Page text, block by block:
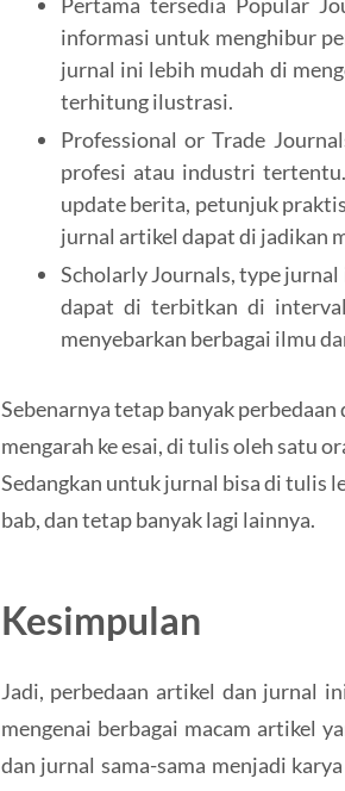
informasi untuk menghibur
jurnal ini lebih mudah di
terhitung ilustrasi.
Professional or Trade
profesi atau industri
update berita, petunjuk
jurnal artikel dapat di jadikan
Scholarly Journals, type
dapat di terbitkan di
menyebarkan berbagai ilmu
Sebenarnya tetap banyak
mengarah ke esai, di tulis oleh satu
Sedangkan untuk jurnal bisa di tulis
bab, dan tetap banyak lagi lainnya.
Kesimpulan
Jadi, perbedaan artikel dan jurnal
mengenai berbagai macam artikel
dan jurnal sama-sama menjadi